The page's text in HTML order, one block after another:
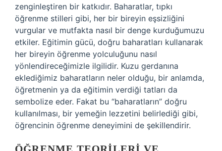
zenginleştiren bir katkıdır. Baharatlar, tıpkı
öğrenme stilleri gibi, her bir bireyin eşsizliğini
vurgular ve mutfakta nasıl bir denge kurduğumuzu
etkiler. Eğitimin gücü, doğru baharatları kullanarak
her bireyin öğrenme yolculuğunu nasıl
yönlendireceğimizle ilgilidir. Kuzu gerdanına
eklediğimiz baharatların neler olduğu, bir anlamda,
öğretmenin ya da eğitimin verdiği tatları da
sembolize eder. Fakat bu “baharatların” doğru
kullanılması, bir yemeğin lezzetini belirlediği gibi,
öğrencinin öğrenme deneyimini de şekillendirir.